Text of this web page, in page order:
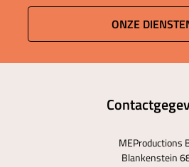
ONZE
MEProductions
Blankenstein